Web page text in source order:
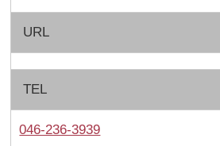
URL
TEL
046-236-3939